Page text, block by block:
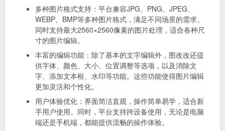
多种图片格式支持：平台兼容JPG、PNG、JPEG、
WEBP、BMP等多种图片格式，满足不同场景的需求。
同时支持最大2560×2560像素的图片处理，适合各种尺
寸的图片编辑。
丰富的编辑功能：除了基本的文字编辑外，图改改还提
供字体、颜色、大小、位置调整等选项，以及消除文
字、添加文本框、水印等功能。这些功能使得图片编辑
更加灵活和个性化。
用户体验优化：界面简洁直观，操作简单易学，适合新
手用户使用。同时，平台支持跨设备使用，无论是电脑
端还是手机端，都能提供流畅的操作体验。